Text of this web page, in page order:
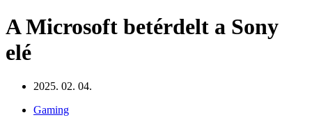
A Microsoft betérdelt a Sony
elé
2025. 02. 04.
Gaming